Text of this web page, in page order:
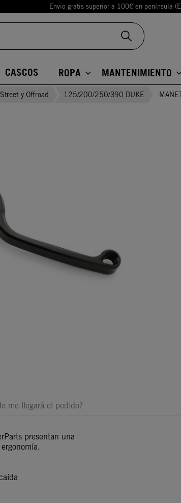
Envio gratis superior a 100€ en península
CASCOS ROPA MANTENIMIENTO
y Offroad 125/200/250/390 DUKE
me llegará el pedido?
presentan una